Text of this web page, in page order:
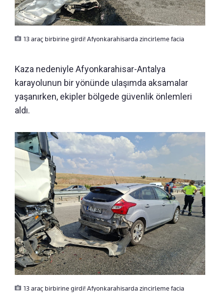
13 araç birbirine girdi! Afyonkarahisarda zincirleme facia
Kaza nedeniyle Afyonkarahisar-Antalya
karayolunun bir yönünde ulaşımda aksamalar
yaşanırken, ekipler bölgede güvenlik önlemleri
aldı.
13 araç birbirine girdi! Afyonkarahisarda zincirleme facia